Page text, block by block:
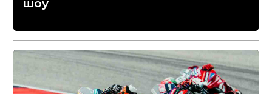
шоу